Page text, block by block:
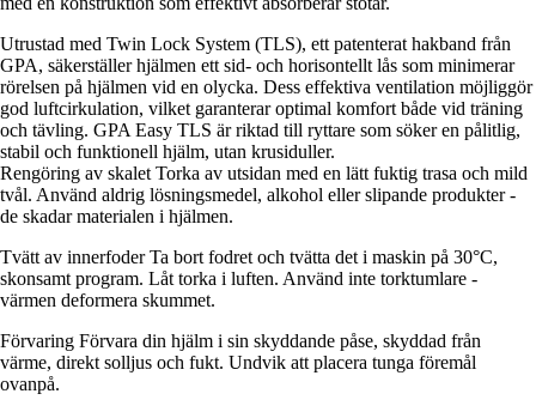
Utrustad med Twin Lock System (TLS), ett patenterat hakband från
GPA, säkerställer hjälmen ett sid- och horisontellt lås som minimerar
rörelsen på hjälmen vid en olycka. Dess effektiva ventilation möjliggör
god luftcirkulation, vilket garanterar optimal komfort både vid träning
och tävling. GPA Easy TLS är riktad till ryttare som söker en pålitlig,
stabil och funktionell hjälm, utan krusiduller.
Rengöring av skalet Torka av utsidan med en lätt fuktig trasa och mild
tvål. Använd aldrig lösningsmedel, alkohol eller slipande produkter -
de skadar materialen i hjälmen.
Tvätt av innerfoder Ta bort fodret och tvätta det i maskin på 30°C,
skonsamt program. Låt torka i luften. Använd inte torktumlare -
värmen deformera skummet.
Förvaring Förvara din hjälm i sin skyddande påse, skyddad från
värme, direkt solljus och fukt. Undvik att placera tunga föremål
ovanpå.